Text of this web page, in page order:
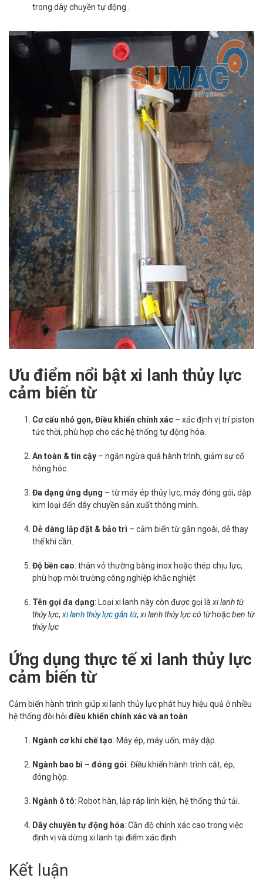
trong dây chuyền tự động .
Ưu điểm nổi bật xi lanh thủy lực
cảm biến từ
Cơ cấu nhỏ gọn, Điều khiển chính xác – xác định vị trí piston
tức thời, phù hợp cho các hệ thống tự động hóa.
An toàn & tin cậy – ngăn ngừa quá hành trình, giảm sự cố
hỏng hóc.
Đa dạng ứng dụng – từ máy ép thủy lực, máy đóng gói, dập
kim loại đến dây chuyền sản xuất thông minh.
Dễ dàng lắp đặt & bảo trì – cảm biến từ gắn ngoài, dễ thay
thế khi cần.
Độ bền cao: thân vỏ thường bằng inox hoặc thép chịu lực,
phù hợp môi trường công nghiệp khắc nghiệt
Tên gọi đa dạng: Loại xi lanh này còn được gọi là xi lanh từ
thủy lực, xi lanh thủy lực gắn từ, xi lanh thủy lực có từhoặcben từ
thủy lực
Ứng dụng thực tế xi lanh thủy lực
cảm biến từ
Cảm biến hành trình giúp xi lanh thủy lực phát huy hiệu quả ở nhiều
hệ thống đòi hỏi điều khiển chính xác và an toàn
Ngành cơ khí chế tạo: Máy ép, máy uốn, máy dập.
Ngành bao bì – đóng gói: Điều khiển hành trình cắt, ép,
đóng hộp.
Ngành ô tô: Robot hàn, lắp ráp linh kiện, hệ thống thử tải.
Dây chuyền tự động hóa: Cần độ chính xác cao trong việc
định vị và dừng xi lanh tại điểm xác định.
Kết luận